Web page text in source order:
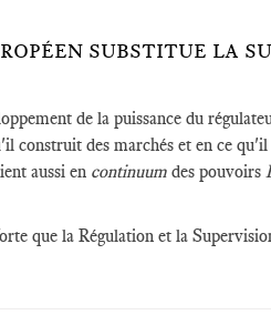
SUBSTITUE LA
de la puissance du
construit des marchés et en ce
aussi en continuum des pouvoirs
que la Régulation et la